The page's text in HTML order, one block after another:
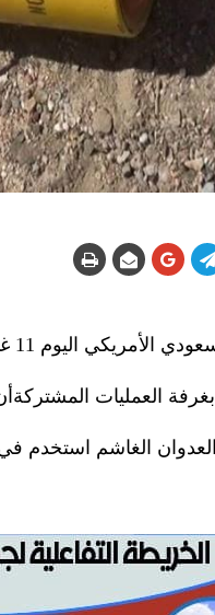
11 غارة على مدينة حرض بمحافظة حجة.
العمليات
الغاشم استخدم في